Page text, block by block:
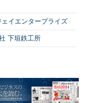
イエンタープライズ
下垣鉄工所